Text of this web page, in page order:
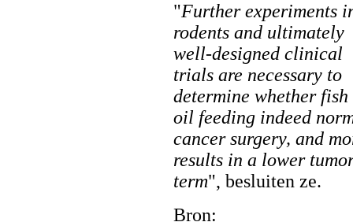
"Further experiments
rodents and ultimately
well-designed clinical
trials are necessary to
determine whether fish
oil feeding indeed
cancer surgery, and
results in a lower
term", besluiten ze.
Bron: